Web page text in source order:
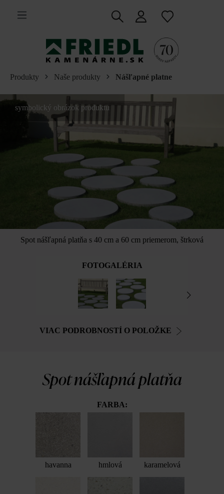
hlavný obsah
Produkty Naše produkty Nášľapné platne
Spot nášľapná platňa s 40 cm a 60 cm priemerom, štrková
symbolický obrázok produktu
FOTOGALÉRIA
VIAC PODROBNOSTÍ O POLOŽKE
Spot nášľapná platňa
FARBA:
havanna hmlová karamelová